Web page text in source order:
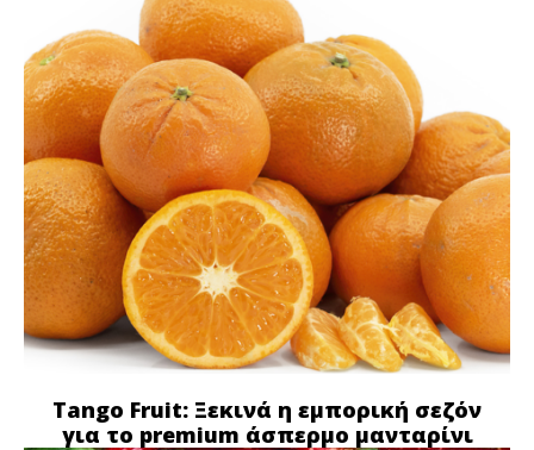
Tango Fruit: Ξεκινά η εμπορική σεζόν
για το premium άσπερμο μανταρίνι